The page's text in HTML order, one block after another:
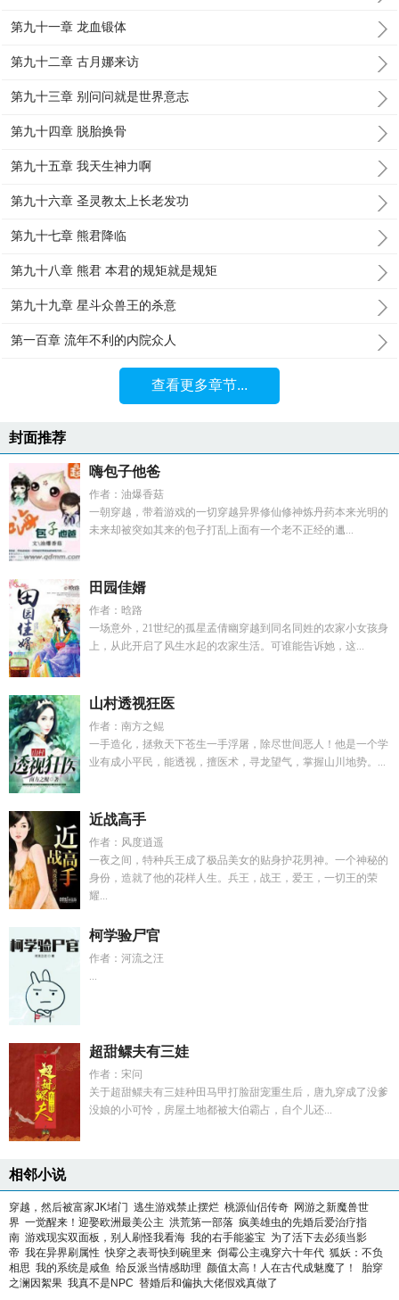
第九十一章 龙血锻体
第九十二章 古月娜来访
第九十三章 别问问就是世界意志
第九十四章 脱胎换骨
第九十五章 我天生神力啊
第九十六章 圣灵教太上长老发功
第九十七章 熊君降临
第九十八章 熊君 本君的规矩就是规矩
第九十九章 星斗众兽王的杀意
第一百章 流年不利的内院众人
查看更多章节...
封面推荐
嗨包子他爸
作者：油爆香菇
一朝穿越，带着游戏的一切穿越异界修仙修神炼丹药本来光明的
未来却被突如其来的包子打乱上面有一个老不正经的邋...
田园佳婿
作者：晗路
一场意外，21世纪的孤星孟倩幽穿越到同名同姓的农家小女孩身
上，从此开启了风生水起的农家生活。可谁能告诉她，这...
山村透视狂医
作者：南方之鲲
一手造化，拯救天下苍生一手浮屠，除尽世间恶人！他是一个学
业有成小平民，能透视，擅医术，寻龙望气，掌握山川地势。...
近战高手
作者：风度逍遥
一夜之间，特种兵王成了极品美女的贴身护花男神。一个神秘的
身份，造就了他的花样人生。兵王，战王，爱王，一切王的荣
耀...
柯学验尸官
作者：河流之汪
...
超甜鳏夫有三娃
作者：宋问
关于超甜鳏夫有三娃种田马甲打脸甜宠重生后，唐九穿成了没爹
没娘的小可怜，房屋土地都被大伯霸占，自个儿还...
相邻小说
穿越，然后被富家JK堵门 逃生游戏禁止摆烂 桃源仙侣传奇 网游之新魔兽世
界 一觉醒来！迎娶欧洲最美公主 洪荒第一部落 疯美雄虫的先婚后爱治疗指
南 游戏现实双面板，别人刷怪我看海 我的右手能鉴宝 为了活下去必须当影
帝 我在异界刷属性 快穿之表哥快到碗里来 倒霉公主魂穿六十年代 狐妖：不负
相思 我的系统是咸鱼 给反派当情感助理 颜值太高！人在古代成魅魔了！
胎穿
之澜因絮果 我真不是NPC 替婚后和偏执大佬假戏真做了